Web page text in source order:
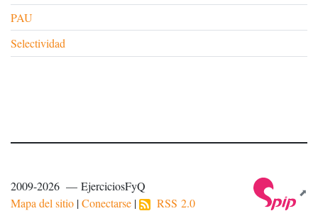
PAU
Selectividad
2009-2026 — EjerciciosFyQ
Mapa del sitio |Conectarse | RSS 2.0